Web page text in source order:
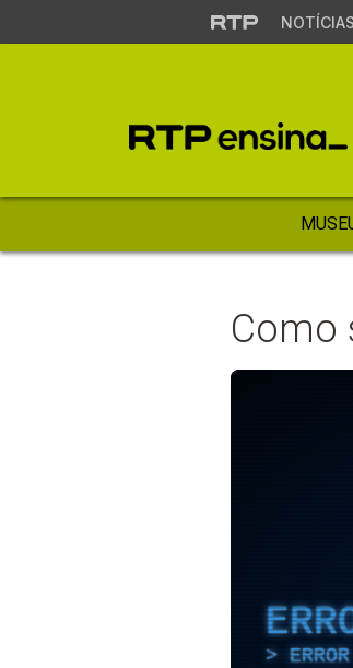
NOTÍCIAS
Como